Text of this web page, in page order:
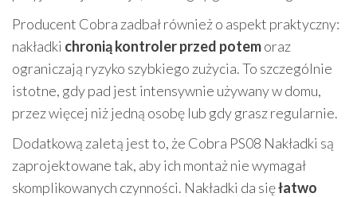
Producent Cobra zadbał również o aspekt praktyczny:
nakładki chronią kontroler przed potemoraz
ograniczają ryzyko szybkiego zużycia. To szczególnie
istotne, gdy pad jest intensywnie używany w domu,
przez więcej niż jedną osobę lub gdy grasz regularnie.
Dodatkową zaletą jest to, że Cobra PS08 Nakładki są
zaprojektowane tak, aby ich montaż nie wymagał
skomplikowanych czynności. Nakładki da sięłatwo